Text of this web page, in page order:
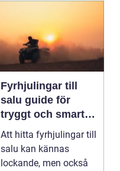
Fyrhjulingar till
salu guide för
tryggt och smart
köp
Att hitta fyrhjulingar till
salu kan kännas
lockande, men också